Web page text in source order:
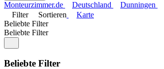
Monteurzimmer.de Deutschland Dunningen
Filter
Sortieren
Karte
Beliebte Filter
Beliebte Filter
Beliebte Filter